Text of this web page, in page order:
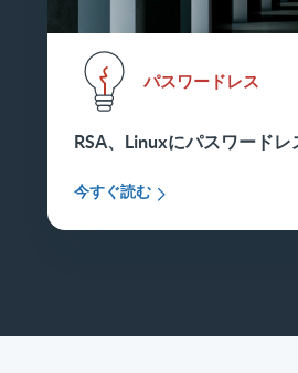
パスワードレス
RSA、Linuxにパスワードレ
今すぐ読む